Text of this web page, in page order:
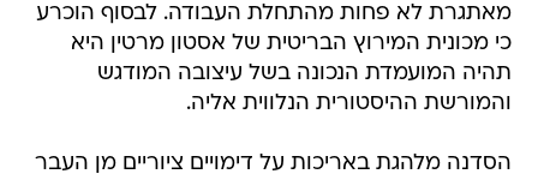
תהיה המועמדת הנכונה בשל עיצובה המודגש
והמורשת ההיסטורית הנלווית אליה.
הסדנה מלהגת באריכות על דימויים ציוריים מן העבר
המשמשים אותם להרכבת המכונית מקורם בעתידה